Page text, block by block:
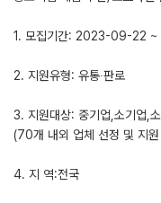
1. 모집기간: 2023-09-22
2. 지원유형: 유통∙판로
3. 지원대상: 중기업,소기업,
(70개 내외 업체 선정 및 지원
4. 지 역:전국